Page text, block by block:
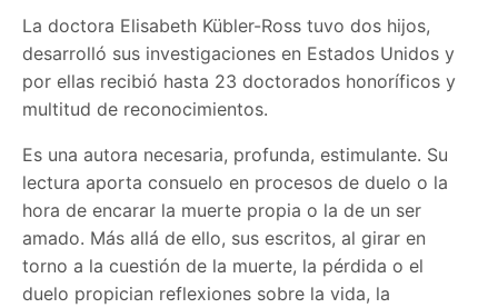
La doctora Elisabeth Kübler-Ross tuvo dos hijos,
desarrolló sus investigaciones en Estados Unidos y
por ellas recibió hasta 23 doctorados honoríficos y
multitud de reconocimientos.
Es una autora necesaria, profunda, estimulante. Su
lectura aporta consuelo en procesos de duelo o la
hora de encarar la muerte propia o la de un ser
amado. Más allá de ello, sus escritos, al girar en
torno a la cuestión de la muerte, la pérdida o el
duelo propician reflexiones sobre la vida, la